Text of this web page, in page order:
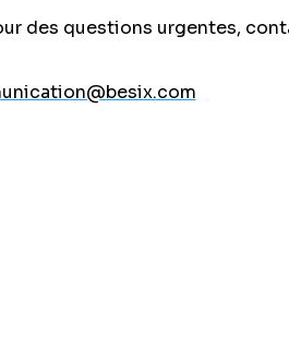
des questions urgentes,